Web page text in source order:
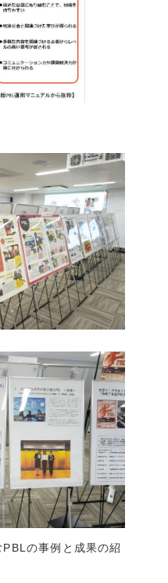
PBLの事例と成果の紹